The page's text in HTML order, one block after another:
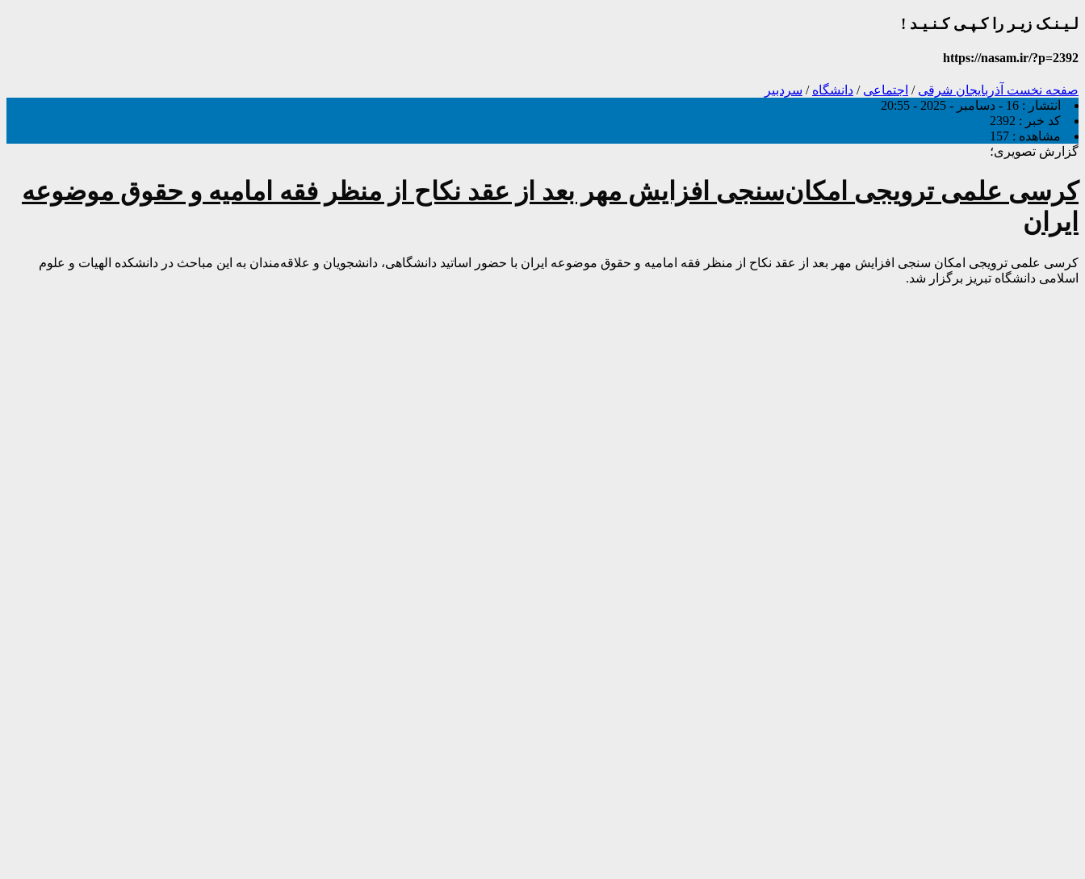
لـیـنـک زیـر را کـپـی کـنـیـد !
https://nasam.ir/?p=2392
صفحه نخست آذربایجان شرقی / اجتماعی / دانشگاه / سردبیر
انتشار : 16 - دسامبر - 2025 - 20:55
کد خبر : 2392
مشاهده : 157
گزارش تصویری؛
کرسی علمی ترویجی امکان‌سنجى افزایش مهر بعد از عقد نکاح از منظر فقه امامیه و حقوق موضوعه
ایران
کرسی علمی ترویجی امکان سنجى افزایش مهر بعد از عقد نکاح از منظر فقه امامیه و حقوق موضوعه ایران با حضور اساتید دانشگاهی، دانشجویان و علاقه‌مندان به این مباحث در دانشکده الهیات و علوم
اسلامی دانشگاه تبریز برگزار شد.